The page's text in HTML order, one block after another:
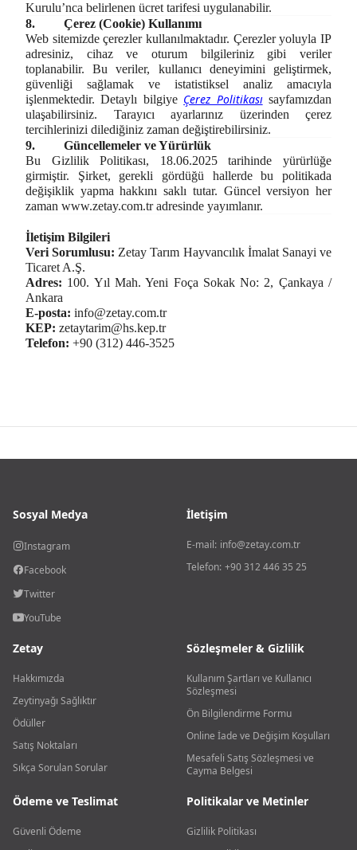
Kurulu’nca belirlenen ücret tarifesi uygulanabilir.
8.
Çerez (Cookie) Kullanımı
Web sitemizde çerezler kullanılmaktadır. Çerezler yoluyla IP
adresiniz, cihaz ve oturum bilgileriniz gibi veriler
toplanabilir. Bu veriler, kullanıcı deneyimini geliştirmek,
güvenliği sağlamak ve istatistiksel analiz amacıyla
işlenmektedir. Detaylı bilgiye Çerez Politikası sayfamızdan
ulaşabilirsiniz. Tarayıcı ayarlarınız üzerinden çerez
tercihlerinizi dilediğiniz zaman değiştirebilirsiniz.
9.
Güncellemeler ve Yürürlük
Bu Gizlilik Politikası, 18.06.2025 tarihinde yürürlüğe
girmiştir. Şirket, gerekli gördüğü hallerde bu politikada
değişiklik yapma hakkını saklı tutar. Güncel versiyon her
zaman www.zetay.com.tradresinde yayımlanır.
İletişim Bilgileri
Veri Sorumlusu: Zetay Tarım Hayvancılık İmalat Sanayi ve
Ticaret A.Ş.
Adres: 100. Yıl Mah. Yeni Foça Sokak No: 2, Çankaya /
Ankara
E-posta: info@zetay.com.tr
KEP: zetaytarim@hs.kep.tr
Telefon: +90 (312) 446-3525
Sosyal Medya
Instagram
Facebook
Twitter
YouTube
İletişim
E-mail: info@zetay.com.tr
Telefon: +90 312 446 35 25
Zetay
Hakkımızda
Zeytinyağı Sağlıktır
Ödüller
Satış Noktaları
Sıkça Sorulan Sorular
Sözleşmeler & Gizlilik
Kullanım Şartları ve Kullanıcı
Sözleşmesi
Ön Bilgilendirme Formu
Online İade ve Değişim Koşulları
Mesafeli Satış Sözleşmesi ve
Cayma Belgesi
Ödeme ve Teslimat
Güvenli Ödeme
Politikalar ve Metinler
Gizlilik Politikası